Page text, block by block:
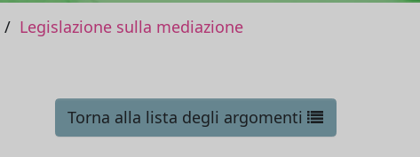
Legislazione sulla mediazione
Torna alla lista degli argomenti